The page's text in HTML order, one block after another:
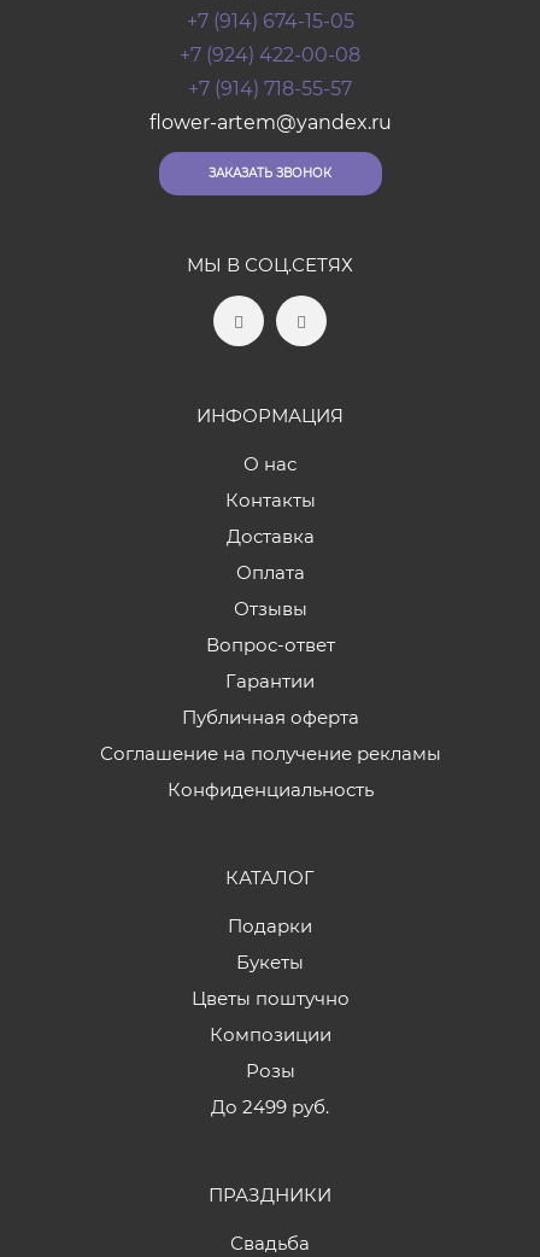
+7 (914) 674-15-05
+7 (924) 422-00-08
+7 (914) 718-55-57
flower-artem@yandex.ru
ЗАКАЗАТЬ ЗВОНОК
МЫ В СОЦ.СЕТЯХ
ИНФОРМАЦИЯ
О нас
Контакты
Доставка
Оплата
Отзывы
Вопрос-ответ
Гарантии
Публичная оферта
Соглашение на получение рекламы
Конфиденциальность
КАТАЛОГ
Подарки
Букеты
Цветы поштучно
Композиции
Розы
До 2499 руб.
ПРАЗДНИКИ
Свадьба